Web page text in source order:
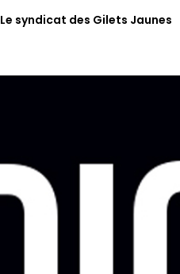
Le syndicat des Gilets Jaunes